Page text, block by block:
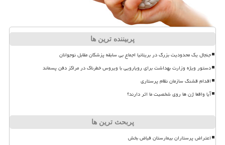
پربیننده ترین ها
جنجال یک محدودیت بزرگ در بریتانیا اجماع بی سابقه پزشکان مقابل نوجوانان
دستور ویژه وزارت بهداشت برای رویارویی با ویروس خطرناک در مراکز دفن پسماند
اقدام قشنگ سازمان نظام پرستاری
آیا واقعا ژن ها روی شخصیت ما اثر دارند؟
پربحث ترین ها
اعتراض پرستاران بیمارستان فیاض بخش